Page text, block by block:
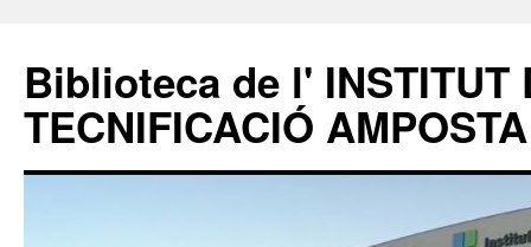
Biblioteca de l' INSTITUT
TECNIFICACIÓ AMPOSTA